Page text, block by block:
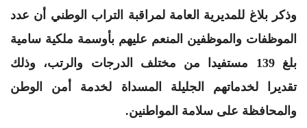
وذكر بلاغ للمديرية العامة لمراقبة التراب الوطني أن عدد
الموظفات والموظفين المنعم عليهم بأوسمة ملكية سامية
بلغ 139 مستفيدا من مختلف الدرجات والرتب، وذلك
تقديرا لخدماتهم الجليلة المسداة لخدمة أمن الوطن
والمحافظة على سلامة المواطنين.